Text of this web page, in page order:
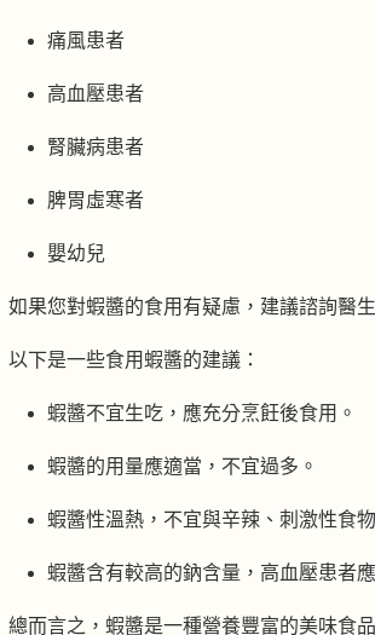
痛風患者
高血壓患者
腎臟病患者
脾胃虛寒者
嬰幼兒
如果您對蝦醬的食用有疑慮，建議諮詢醫
以下是一些食用蝦醬的建議：
蝦醬不宜生吃，應充分烹飪後食用。
蝦醬的用量應適當，不宜過多。
蝦醬性溫熱，不宜與辛辣、刺激性食
蝦醬含有較高的鈉含量，高血壓患者
總而言之，蝦醬是一種營養豐富的美味食